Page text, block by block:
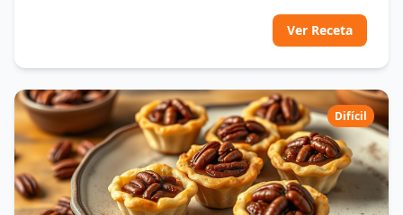
Ver Receta
Difícil